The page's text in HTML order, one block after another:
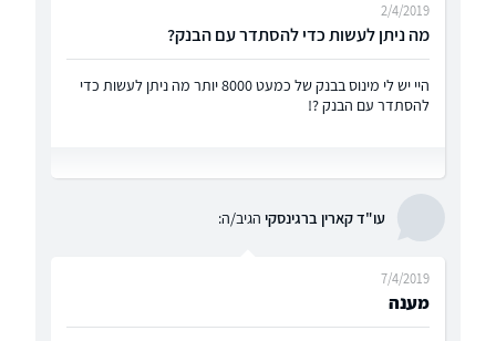
מה ניתן לעשות כדי להסתדר עם הבנק?
2/4/2019
היי יש לי מינוס בבנק של כמעט 8000 יותר מה ניתן לעשות כדי
להסתדר עם הבנק ?!
עו"ד קארין ברגינסקי הגיב/ה:
מענה
7/4/2019